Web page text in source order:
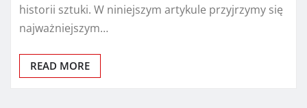
historii sztuki. W niniejszym artykule przyjrzymy się
najważniejszym…
READ MORE